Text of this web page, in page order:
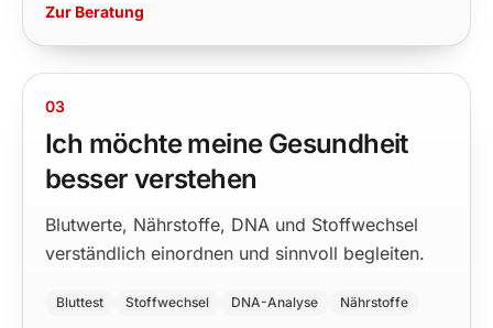
Zur Beratung
03
Ich möchte meine Gesundheit
besser verstehen
Blutwerte, Nährstoffe, DNA und Stoffwechsel
verständlich einordnen und sinnvoll begleiten.
Bluttest Stoffwechsel DNA-Analyse Nährstoffe